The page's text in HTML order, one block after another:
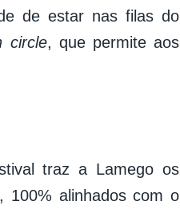
de estar nas filas do
circle, que permite aos
traz a Lamego os
100% alinhados com o